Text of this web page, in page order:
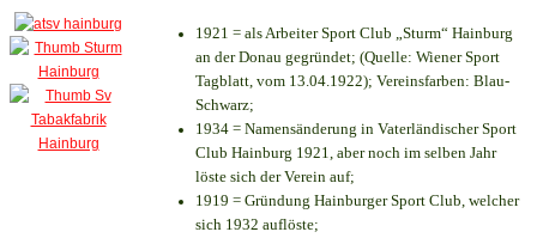
1921 = als Arbeiter Sport Club „Sturm“ Hainburg
an der Donau gegründet; (Quelle: Wiener Sport
Tagblatt, vom 13.04.1922); Vereinsfarben: Blau-
Schwarz;
1934 = Namensänderung in Vaterländischer Sport
Club Hainburg 1921, aber noch im selben Jahr
löste sich der Verein auf;
1919 = Gründung Hainburger Sport Club, welcher
sich 1932 auflöste;